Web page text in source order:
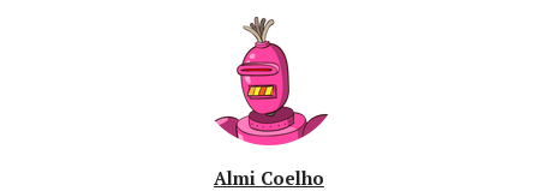
Almi Coelho